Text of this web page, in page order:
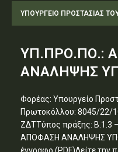
ΥΠΟΥΡΓΕΊΟ ΠΡΟΣΤΑΣΊΑΣ
ΥΠ.ΠΡΟ.ΠΟ.:
ΑΝΑΛΗΨΗΣ
Φορέας: Υπουργείο
Πρωτοκόλλου: 8045/22/
ΖΔΤΤύπος πράξης:
ΑΠΟΦΑΣΗ ΑΝΑΛΗΨΗΣ